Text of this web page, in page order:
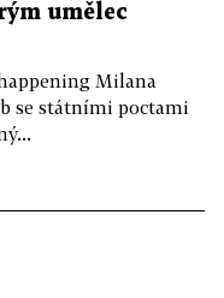
umělec
Milana
se státními poctami